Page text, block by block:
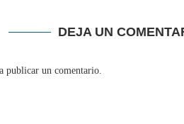
DEJA UN
publicar un comentario.